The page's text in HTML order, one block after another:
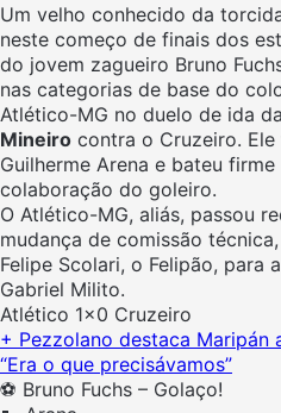
Um velho conhecido da
neste começo de finais dos
do jovem zagueiro Bruno
nas categorias de base do
Atlético-MG no duelo de ida
Mineiro contra o Cruzeiro.
Guilherme Arena e bateu
colaboração do goleiro.
O Atlético-MG, aliás, passou
mudança de comissão
Felipe Scolari, o Felipão, para
Gabriel Milito.
Atlético 1×0 Cruzeiro
+ Pezzolano destaca Maripán
“Era o que precisávamos”
⚽️ Bruno Fuchs – Golaço!